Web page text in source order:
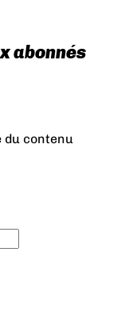
abonnés
du contenu